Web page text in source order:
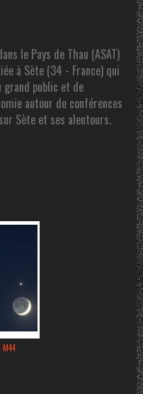
le Pays de Thau (ASAT)
à Sète (34 - France) qui
grand public et de
autour de conférences
Sète et ses alentours.
M44